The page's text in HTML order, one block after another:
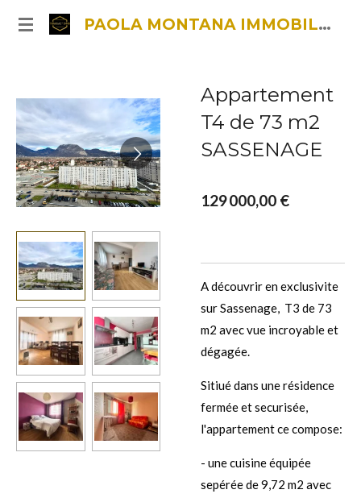
Passer
PAOLA MONTANA IMMOBILIER
Appartement
T4 de 73 m2
SASSENAGE
129 000,00 €
A découvrir en exclusivite
sur Sassenage, T3 de 73
m2 avec vue incroyable et
dégagée.
Sitiué dans une résidence
fermée et securisée,
l'appartement ce compose:
- une cuisine équipée
sepérée de 9,72 m2 avec